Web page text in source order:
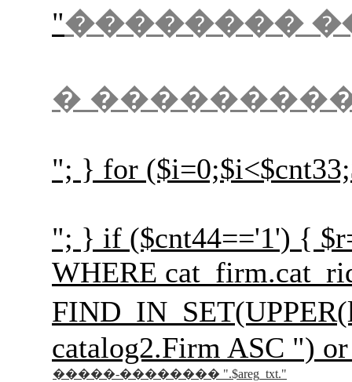
"��������
�
"; } for
"; } if ($cnt44=='1') {
WHERE
catalog2.Firm ASC ")
�����-�������� ".$areg_txt."